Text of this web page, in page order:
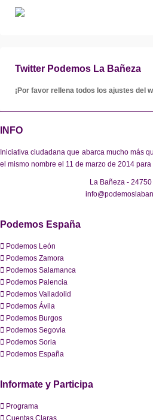
Twitter Podemos La Bañeza
¡Por favor rellena todos los ajustes del
INFO
Iniciativa ciudadana que abarca mucho más
el mismo nombre el 11 de marzo de 2014
La Bañeza -
Podemos España
Podemos León
Podemos Zamora
Podemos Salamanca
Podemos Palencia
Podemos Valladolid
Podemos Ávila
Podemos Burgos
Podemos Segovia
Podemos Soria
Podemos España
Informate y Participa
Programa
Cuentas Claras